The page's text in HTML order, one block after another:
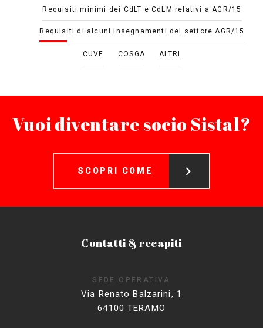
Requisiti minimi dei CdLT e CdLM relativi a AGR/15
Requisiti di alcuni insegnamenti del settore AGR/15
CUVE COSGA ALTRI
Vuoi diventare socio Sistal?
SCOPRI COME
Contatti & recapiti
SEDE OPERATIVA
Via Renato Balzarini, 1
64100 TERAMO